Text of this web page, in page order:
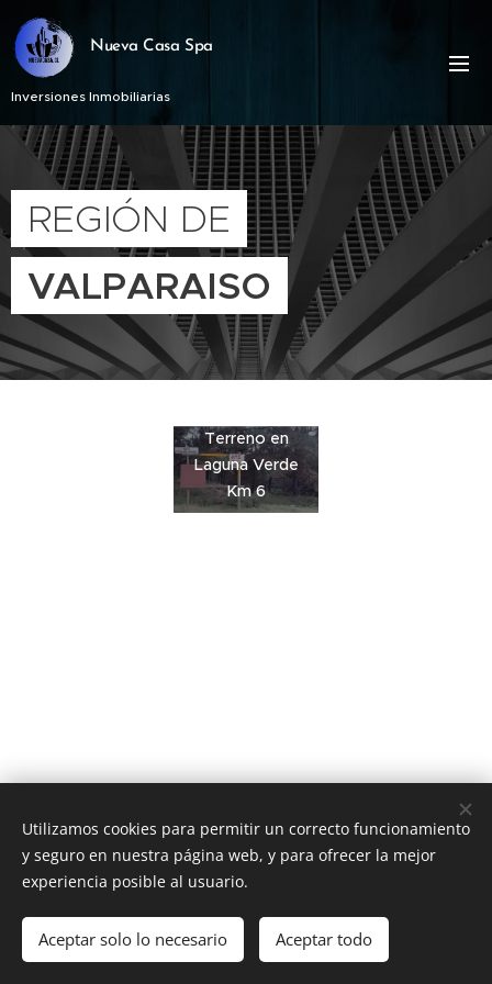
Nueva Casa Spa
Inversiones Inmobiliarias
REGIÓN DE
VALPARAISO
Terreno en
Laguna Verde
Km 6
Av. Providencia 1650, Providencia, Región Metropolitana
Contacto Cookies
Utilizamos cookies para permitir un correcto funcionamiento
y seguro en nuestra página web, y para ofrecer la mejor
experiencia posible al usuario.
Aceptar solo lo necesario Aceptar todo